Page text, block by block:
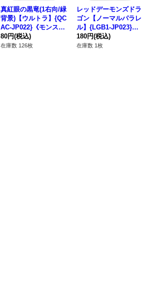
真紅眼の黒竜(1右向/緑
背景)【ウルトラ】{QC
AC-JP022}《モンスタ
ー》
80円(税込)
在庫数 126枚
レッドデーモンズドラ
ゴン【ノーマルパラレ
ル】{LGB1-JP023}
《シンクロ》
180円(税込)
在庫数 1枚